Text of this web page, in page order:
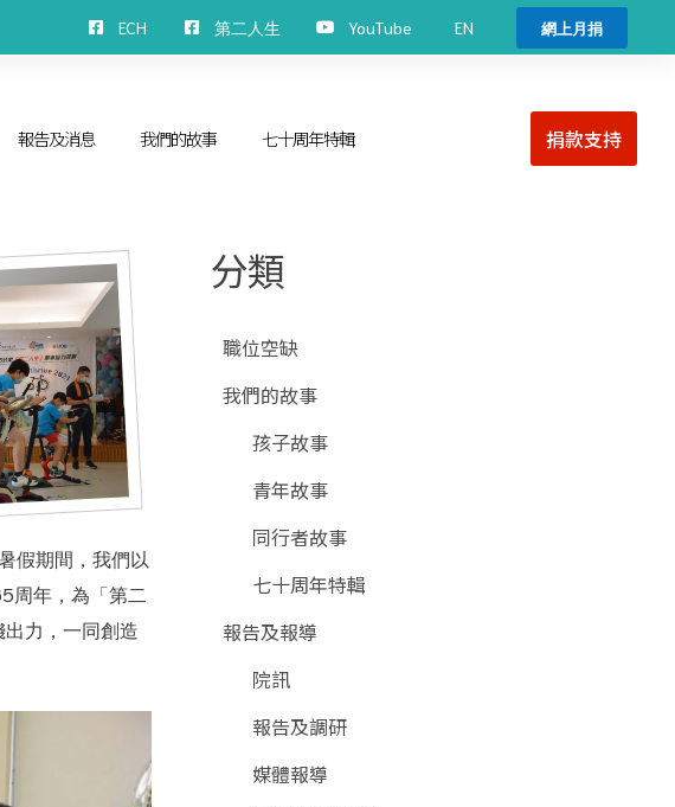
ECH 第二人生 YouTube EN 網上月捐
報告及消息 我們的故事 七十周年特輯 捐款支持
假期間，我們以
周年，為「第二
力，一同創造
分類
職位空缺
我們的故事
孩子故事
青年故事
同行者故事
七十周年特輯
報告及報導
院訊
報告及調研
媒體報導